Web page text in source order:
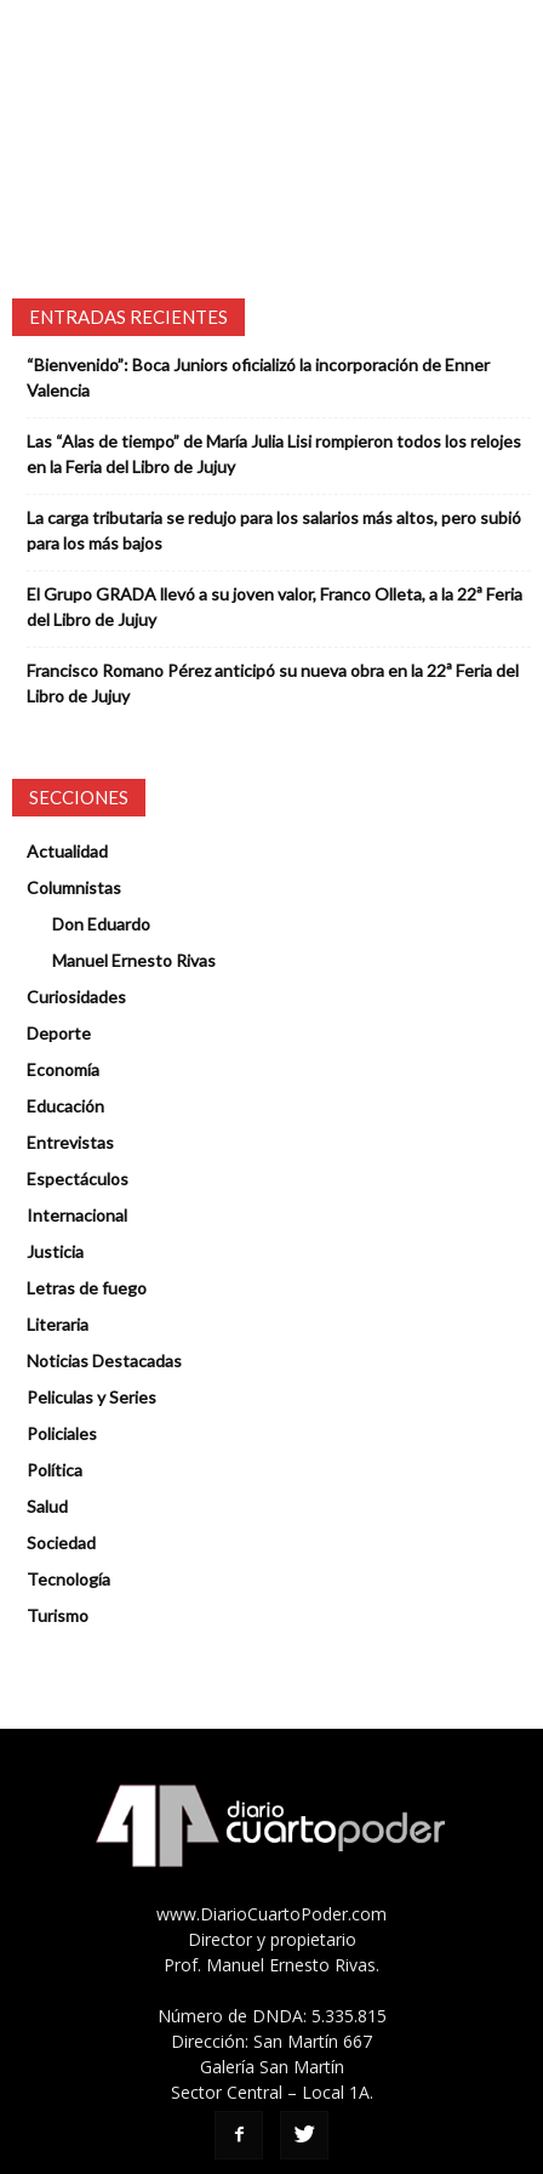
ENTRADAS RECIENTES
“Bienvenido”: Boca Juniors oficializó la incorporación de Enner
Valencia
Las “Alas de tiempo” de María Julia Lisi rompieron todos los relojes
en la Feria del Libro de Jujuy
La carga tributaria se redujo para los salarios más altos, pero subió
para los más bajos
El Grupo GRADA llevó a su joven valor, Franco Olleta, a la 22ª Feria
del Libro de Jujuy
Francisco Romano Pérez anticipó su nueva obra en la 22ª Feria del
Libro de Jujuy
SECCIONES
Actualidad
Columnistas
Don Eduardo
Manuel Ernesto Rivas
Curiosidades
Deporte
Economía
Educación
Entrevistas
Espectáculos
Internacional
Justicia
Letras de fuego
Literaria
Noticias Destacadas
Peliculas y Series
Policiales
Política
Salud
Sociedad
Tecnología
Turismo
www.DiarioCuartoPoder.com
Director y propietario
Prof. Manuel Ernesto Rivas.
Número de DNDA: 5.335.815
Dirección: San Martín 667
Galería San Martín
Sector Central – Local 1A.